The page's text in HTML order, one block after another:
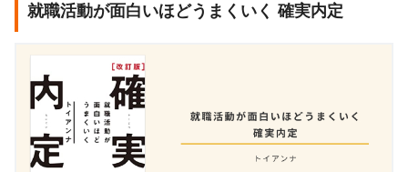
就職活動が面白いほどうまくいく 確実内定